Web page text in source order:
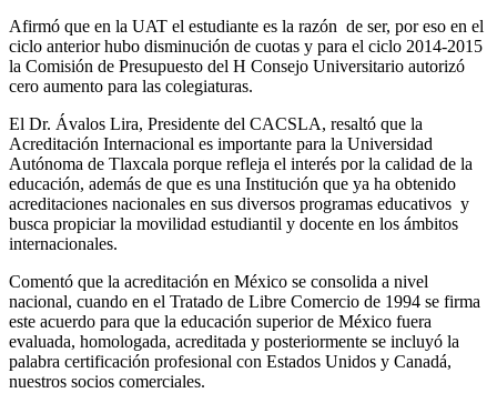
Afirmó que en la UAT el estudiante es la razón de ser, por eso en el
ciclo anterior hubo disminución de cuotas y para el ciclo 2014-2015
la Comisión de Presupuesto del H Consejo Universitario autorizó
cero aumento para las colegiaturas.
El Dr. Ávalos Lira, Presidente del CACSLA, resaltó que la
Acreditación Internacional es importante para la Universidad
Autónoma de Tlaxcala porque refleja el interés por la calidad de la
educación, además de que es una Institución que ya ha obtenido
acreditaciones nacionales en sus diversos programas educativos y
busca propiciar la movilidad estudiantil y docente en los ámbitos
internacionales.
Comentó que la acreditación en México se consolida a nivel
nacional, cuando en el Tratado de Libre Comercio de 1994 se firma
este acuerdo para que la educación superior de México fuera
evaluada, homologada, acreditada y posteriormente se incluyó la
palabra certificación profesional con Estados Unidos y Canadá,
nuestros socios comerciales.